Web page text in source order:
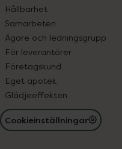
Hållbarhet
Samarbeten
Ägare och ledningsgrupp
För leverantörer
Företagskund
Eget apotek
Glädjeeffekten
Cookieinställningar